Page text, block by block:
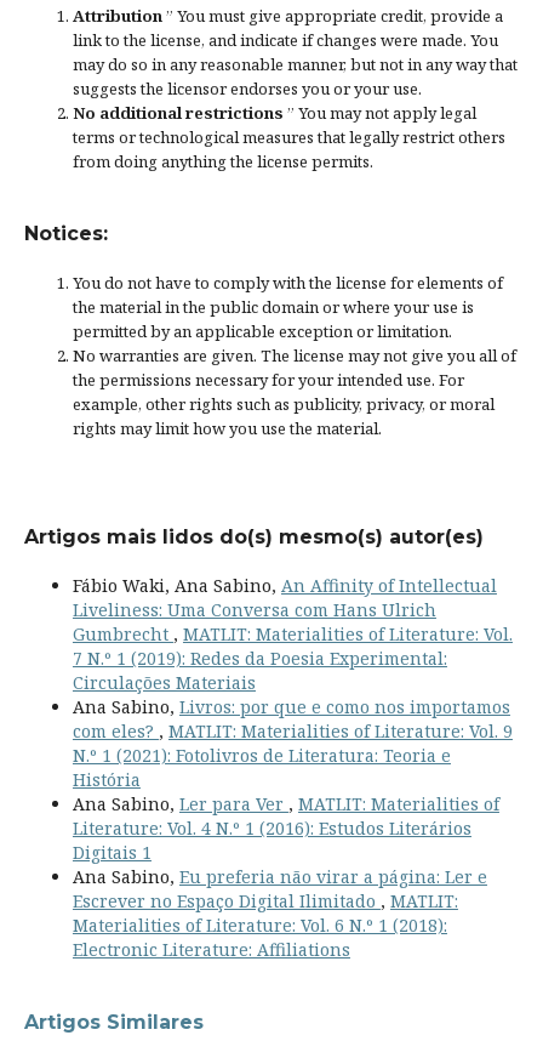
Attribution” You must give appropriate credit, provide a
link to the license, andindicate if changes were made. You
may do so in any reasonable manner, but not in any way that
suggests the licensor endorses you or your use.
No additional restrictions ” You may not apply legal
terms ortechnological measuresthat legally restrict others
from doing anything the license permits.
Notices:
You do not have to comply with the license for elements of
the material in the public domain or where your use is
permitted by an applicable exception or limitation.
No warranties are given. The license may not give you all of
the permissions necessary for your intended use. For
example, other rights such as publicity, privacy, or moral
rights may limit how you use the material.
Artigos mais lidos do(s) mesmo(s) autor(es)
Fábio Waki, Ana Sabino, An Affinity of Intellectual
Liveliness: Uma Conversa com Hans Ulrich
Gumbrecht , MATLIT: Materialities of Literature: Vol.
7 N.º 1 (2019): Redes da Poesia Experimental:
Circulações Materiais
Ana Sabino, Livros: por que e como nos importamos
com eles? , MATLIT: Materialities of Literature: Vol. 9
N.º 1 (2021): Fotolivros de Literatura: Teoria e
História
Ana Sabino, Ler para Ver , MATLIT: Materialities of
Literature: Vol. 4 N.º 1 (2016): Estudos Literários
Digitais 1
Ana Sabino, Eu preferia não virar a página: Ler e
Escrever no Espaço Digital Ilimitado , MATLIT:
Materialities of Literature: Vol. 6 N.º 1 (2018):
Electronic Literature: Affiliations
Artigos Similares